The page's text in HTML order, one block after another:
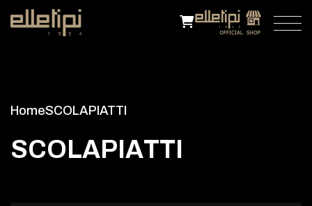
HomeSCOLAPIATTI
SCO LA P ATT